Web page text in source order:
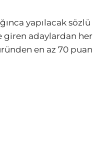
yapılacak sözlü
giren adaylardan her
en az 70 puan